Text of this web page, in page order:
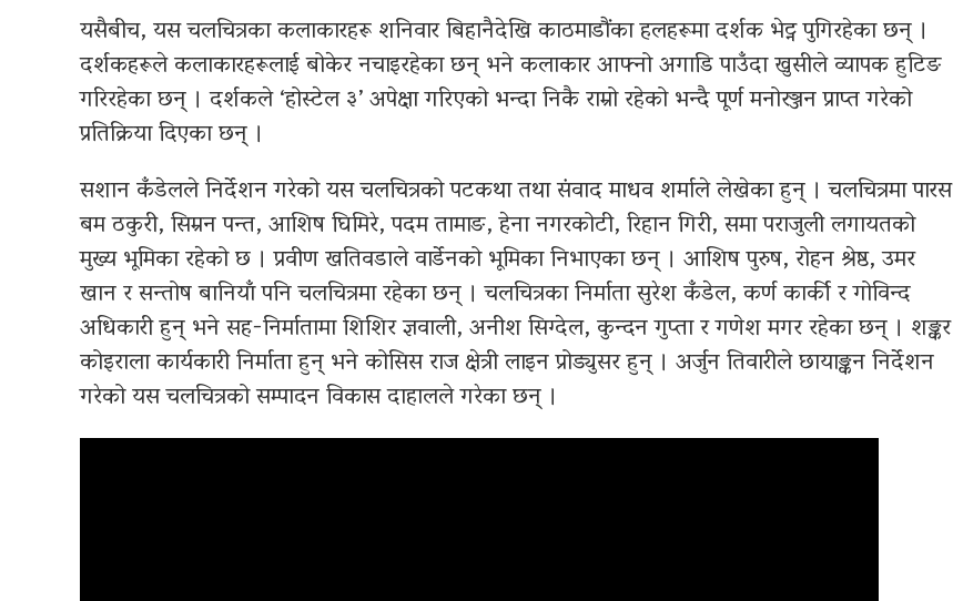
यसैबीच, यस चलचित्रका कलाकारहरू शनिवार बिहानैदेखि काठमाडौंका हलहरूमा दर्शक भेट्न पुगिरहेका छन् ।
दर्शकहरूले कलाकारहरूलाई बोकेर नचाइरहेका छन् भने कलाकार आफ्नो अगाडि पाउँदा खुसीले व्यापक हुटिङ
गरिरहेका छन् । दर्शकले ‘होस्टेल ३’ अपेक्षा गरिएको भन्दा निकै राम्रो रहेको भन्दै पूर्ण मनोरञ्जन प्राप्त गरेको
प्रतिक्रिया दिएका छन् ।
सशान कँडेलले निर्देशन गरेको यस चलचित्रको पटकथा तथा संवाद माधव शर्माले लेखेका हुन् । चलचित्रमा पारस
बम ठकुरी, सिम्रन पन्त, आशिष घिमिरे, पदम तामाङ, हेना नगरकोटी, रिहान गिरी, समा पराजुली लगायतको
मुख्य भूमिका रहेको छ । प्रवीण खतिवडाले वार्डेनको भूमिका निभाएका छन् । आशिष पुरुष, रोहन श्रेष्ठ, उमर
खान र सन्तोष बानियाँ पनि चलचित्रमा रहेका छन् । चलचित्रका निर्माता सुरेश कँडेल, कर्ण कार्की र गोविन्द
अधिकारी हुन् भने सह-निर्मातामा शिशिर ज्ञवाली, अनीश सिग्देल, कुन्दन गुप्ता र गणेश मगर रहेका छन् । शङ्कर
कोइराला कार्यकारी निर्माता हुन् भने कोसिस राज क्षेत्री लाइन प्रोड्युसर हुन् । अर्जुन तिवारीले छायाङ्कन निर्देशन
गरेको यस चलचित्रको सम्पादन विकास दाहालले गरेका छन् ।